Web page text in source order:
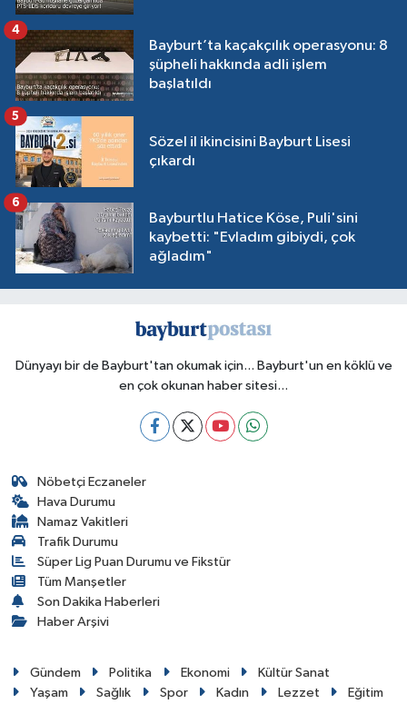
Bayburt’ta kaçakçılık operasyonu: 8
şüpheli hakkında adli işlem
başlatıldı
4
Sözel il ikincisini Bayburt Lisesi
çıkardı
5
Bayburtlu Hatice Köse, Puli'sini
kaybetti: "Evladım gibiydi, çok
ağladım"
6
Dünyayı bir de Bayburt'tan okumak için... Bayburt'un en köklü ve
en çok okunan haber sitesi...
Nöbetçi Eczaneler
Hava Durumu
Namaz Vakitleri
Trafik Durumu
Süper Lig Puan Durumu ve Fikstür
Tüm Manşetler
Son Dakika Haberleri
Haber Arşivi
Gündem Politika Ekonomi
Kültür Sanat
Yaşam
Sağlık Spor Kadın Lezzet Eğitim